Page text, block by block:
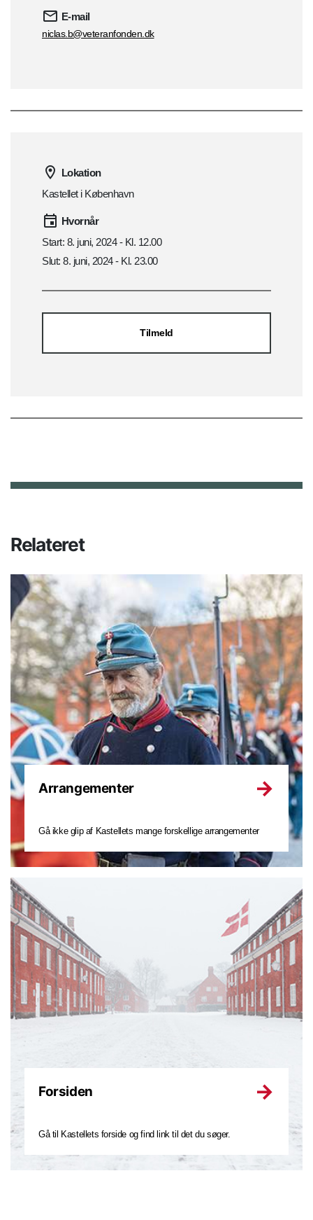
E-mail
niclas.b@veteranfonden.dk
Lokation
Kastellet i København
Hvornår
Start: 8. juni, 2024 - Kl. 12.00
Slut: 8. juni, 2024 - Kl. 23.00
Tilmeld
Relateret
Arrangementer
Gå ikke glip af Kastellets mange forskellige arrangementer
Forsiden
Gå til Kastellets forside og find link til det du søger.